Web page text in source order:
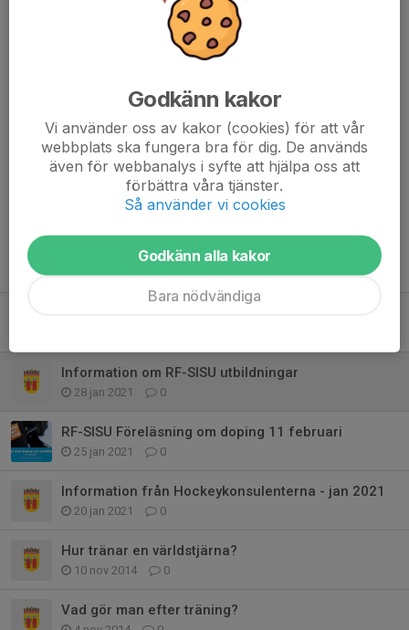
Vi önskar dig en riktigt bra start på 2021 och hoppas att vi ses!
Kommentarer
Tidigare nyheter
Information om RF-SISU utbildningar
28 jan 2021 0
RF-SISU Föreläsning om doping 11 februari
25 jan 2021 0
Information från Hockeykonsulenterna - jan 2021
20 jan 2021 0
Hur tränar en världstjärna?
10 nov 2014 0
Vad gör man efter träning?
Godkänn kakor
Vi använder oss av kakor (cookies) för att vår
webbplats ska fungera bra för dig. De används
även för webbanalys i syfte att hjälpa oss att
förbättra våra tjänster.
Så använder vi cookies
Godkänn alla kakor
Bara nödvändiga